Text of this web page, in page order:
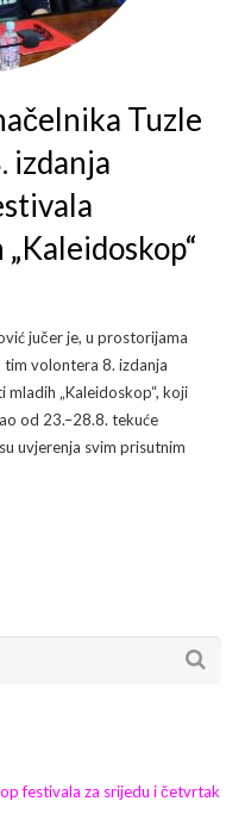
Tuzle
izdanja
jučer je, u prostorijama
volontera 8. izdanja
„Kaleidoskop“, koji
od 23.–28.8. tekuće
uvjerenja svim prisutnim
festivala za srijedu i četvrtak